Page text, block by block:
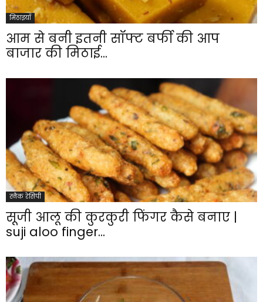
मिठाइयाँ
आम से बनी इतनी सॉफ्ट बर्फी की आप
बाजार की मिठाई...
स्नैक रेसिपी
सूजी आलू की कुरकुरी फिंगर कैसे बनाए |
suji aloo finger...